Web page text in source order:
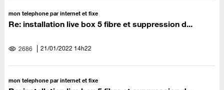
mon telephone par internet et fixe
Re: installation live box 5 fibre et suppression d...
2686 ‎21/01/2022 14h22
mon telephone par internet et fixe